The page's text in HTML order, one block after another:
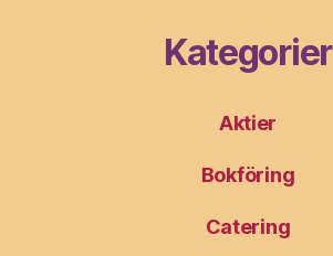
Kategorier
Aktier
Bokföring
Catering